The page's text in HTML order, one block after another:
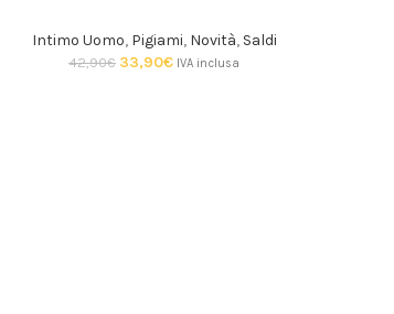
OUTIntimo Uomo, Pigiami, Novità, Saldi
42,90€ 33,90€ IVA inclusa